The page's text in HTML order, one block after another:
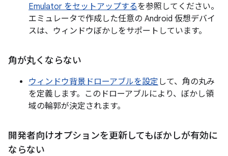
Emulator をセットアップするを参照してください。
エミュレータで作成した任意の Android 仮想デバイ
スは、ウィンドウぼかしをサポートしています。
角が丸くならない
ウィンドウ背景ドローアブルを設定 して、角の丸み
を定義します。このドローアブルにより、ぼかし領
域の輪郭が決定されます。
開発者向けオプションを更新してもぼかしが有効に
ならない